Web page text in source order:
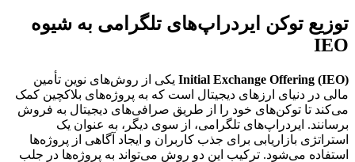
توزیع توکن ایردراپ‌های تلگرامی به شیوه
IEO
Initial Exchange Offering (IEO) یکی از روش‌های نوین تأمین
مالی در دنیای ارزهای دیجیتال است که به پروژه‌های بلاکچین کمک
می‌کند تا توکن‌های خود را از طریق صرافی‌های دیجیتال به فروش
برسانند. ایردراپ‌های تلگرامی، از سوی دیگر، به عنوان یک
استراتژی بازاریابی برای جذب کاربران و ایجاد آگاهی از پروژه‌ها
استفاده می‌شود. ترکیب این دو روش می‌تواند به پروژه‌ها در جلب